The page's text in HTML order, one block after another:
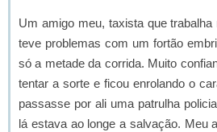
Um amigo meu, taxista que
teve problemas com um fortão
só a metade da corrida. Muito
tentar a sorte e ficou enrolando o
passasse por ali uma patrulha
lá estava ao longe a salvação. Meu